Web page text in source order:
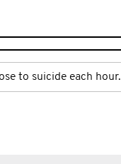
to suicide each hour.